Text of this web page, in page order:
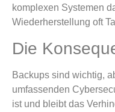
komplexen Systemen
Wiederherstellung oft
Die
Backups sind wichtig,
umfassenden
ist und bleibt das